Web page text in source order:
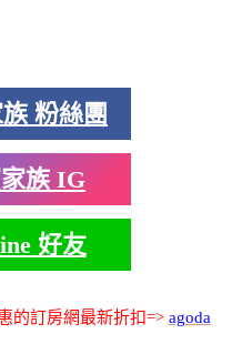
粉絲團
族 IG
好友
的訂房網最新折扣=> agoda